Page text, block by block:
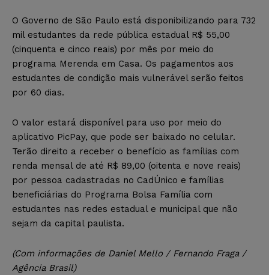
O Governo de São Paulo está disponibilizando para 732
mil estudantes da rede pública estadual R$ 55,00
(cinquenta e cinco reais) por mês por meio do
programa Merenda em Casa. Os pagamentos aos
estudantes de condição mais vulnerável serão feitos
por 60 dias.
O valor estará disponível para uso por meio do
aplicativo PicPay, que pode ser baixado no celular.
Terão direito a receber o benefício as famílias com
renda mensal de até R$ 89,00 (oitenta e nove reais)
por pessoa cadastradas no CadÚnico e famílias
beneficiárias do Programa Bolsa Família com
estudantes nas redes estadual e municipal que não
sejam da capital paulista.
(Com informações de Daniel Mello / Fernando Fraga /
Agência Brasil)